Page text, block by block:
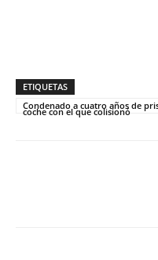
ETIQUETAS
Condenado a cuatro años de
coche con el que colisionó